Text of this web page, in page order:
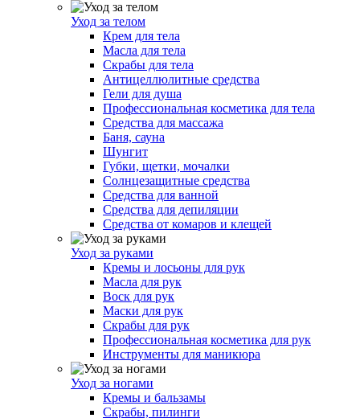
Уход за телом
Крем для тела
Масла для тела
Скрабы для тела
Антицеллюлитные средства
Гели для душа
Профессиональная косметика для тела
Средства для массажа
Баня, сауна
Шунгит
Губки, щетки, мочалки
Солнцезащитные средства
Средства для ванной
Средства для депиляции
Средства от комаров и клещей
Уход за руками
Кремы и лосьоны для рук
Масла для рук
Воск для рук
Маски для рук
Скрабы для рук
Профессиональная косметика для рук
Инструменты для маникюра
Уход за ногами
Кремы и бальзамы
Скрабы, пилинги